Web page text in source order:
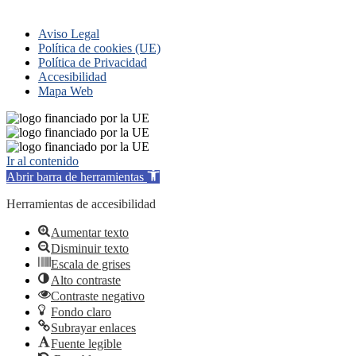
Aviso Legal
Política de cookies (UE)
Política de Privacidad
Accesibilidad
Mapa Web
Ir al contenido
Abrir barra de herramientas
Herramientas de accesibilidad
Aumentar texto
Disminuir texto
Escala de grises
Alto contraste
Contraste negativo
Fondo claro
Subrayar enlaces
Fuente legible